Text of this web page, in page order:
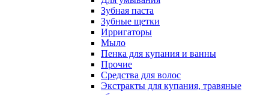
Зубная паста
Зубные щетки
Ирригаторы
Мыло
Пенка для купания и ванны
Прочие
Средства для волос
Экстракты для купания, травяные